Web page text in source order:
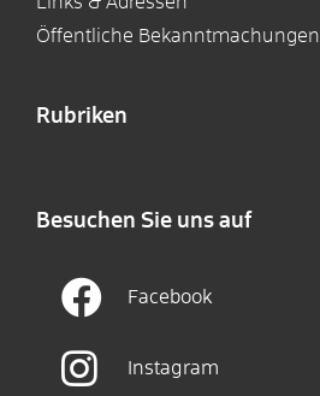
Öffentliche Bekanntmachungen
Rubriken
Besuchen Sie uns auf
Facebook
Instagram